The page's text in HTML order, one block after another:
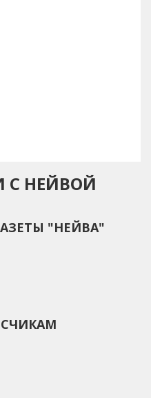
С НЕЙВОЙ
"НЕЙВА"